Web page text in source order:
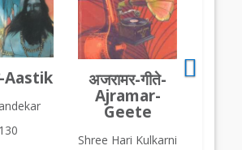
Aastik अजरामर-गीते-
Ajramar-
Geete
Shree Hari Kulkarni